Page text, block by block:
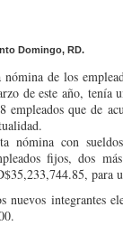
Domingo, RD.
nómina de los
de este año, tenía
empleados que de
nómina con
fijos, dos
para
nuevos integrantes